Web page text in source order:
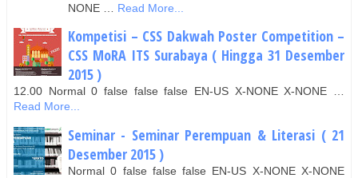
NONE …
Read More...
Kompetisi – CSS Dakwah Poster Competition –
CSS MoRA ITS Surabaya ( Hingga 31 Desember
2015 )
12.00 Normal 0 false false false EN-US X-NONE X-NONE …
Read More...
Seminar - Seminar Perempuan & Literasi ( 21
Desember 2015 )
Normal 0 false false false EN-US X-NONE X-NONE